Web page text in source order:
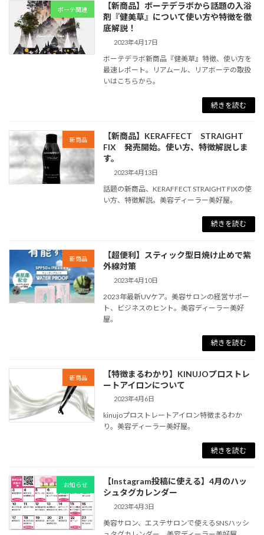
ボーテ関連
【新商品】ボーテデラボから話題の入浴
剤『健美草』について使い方や特徴を徹
底解説！
2023年4月17日
ボーテデラボ新商品『健美草』特徴、使い方を
最速レポート。リアムール、リアボーテの取扱
いはこちらから。
続きを読む
新商品
【新商品】KERAFFECT STRAIGHT
FIX 発売開始。使い方、特徴解説しま
す。
2023年4月13日
話題の新商品、KERAFFECT STRAIGHT FIXの使
い方、特徴解説。美容ディーラー美好屋。
続きを読む
新商品
【超便利】スティック型日焼け止めで紫
外線対策
2023年4月10日
2023年最新UVケア。美容サロンの経営サポー
ト、ビジネスのヒント。美容ディーラー美好
屋。
続きを読む
新商品
【特徴まるわかり】KINUJOプロストレ
ートアイロンについて
2023年4月6日
kinujoプロストレートアイロン特徴まるわか
り。美容ディーラー美好屋。
続きを読む
お知らせ
【Instagram投稿に使える】4月のハッ
シュタグカレンダー
2023年4月3日
美容サロン、エステサロンで使えるSNSハッシ